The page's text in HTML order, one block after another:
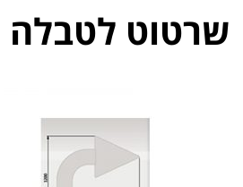
שרטוט לטבלה